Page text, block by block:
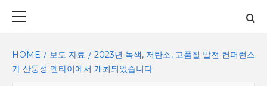
HOME 보도 자료
2023년 녹색, 저탄소, 고품질 발전 컨퍼런스
가 산둥성 옌타이에서 개최되었습니다